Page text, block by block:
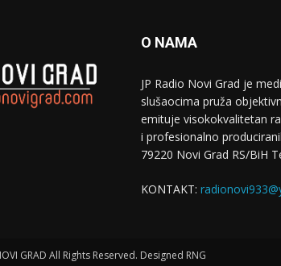
O NAMA
JP Radio Novi Grad je
slušaocima pruža
emituje visokokvalitetan
i profesionalno
79220 Novi Grad RS/BiH
KONTAKT:
GRAD All Rights Reserved. Designed RNG